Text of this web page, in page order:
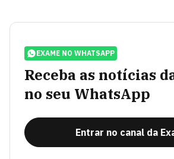
EXAME NO WHATSAPP
Receba as notícias
no seu WhatsApp
Entrar no canal da